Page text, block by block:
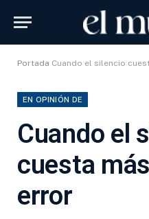
Portada Cuando el silencio
EN OPINIÓN DE
Cuando el
cuesta
error